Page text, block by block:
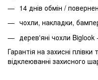
14 днів обмін /
чохли, накладки,
дерев'яні чохли
Гарантія на захисні
відклеюванні захисного